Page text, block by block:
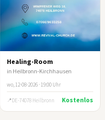
Healing-Room
in Heilbronn-Kirchhausen
wo, 12-08-2026 · 19:00 Uhr
DE-74078 Heilbronn Kostenlos